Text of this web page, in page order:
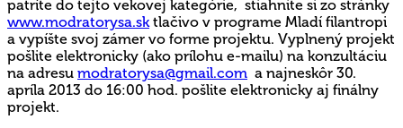
patríte do tejto vekovej kategórie, stiahnite si zo stránky
www.modratorysa.sktlačivo v programe Mladí filantropi
a vypíšte svoj zámer vo forme projektu. Vyplnený projekt
pošlite elektronicky (ako prílohu e-mailu) na konzultáciu
na adresu modratorysa@gmail.com a najneskôr 30.
apríla 2013 do 16:00 hod. pošlite elektronicky aj finálny
projekt.